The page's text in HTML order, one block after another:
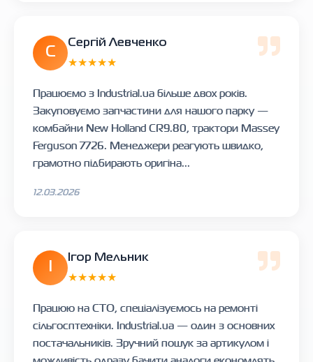
С
Сергій Левченко
★★★★★
Працюємо з Industrial.ua більше двох років.
Закуповуємо запчастини для нашого парку —
комбайни New Holland CR9.80, трактори Massey
Ferguson 7726. Менеджери реагують швидко,
грамотно підбирають оригіна...
12.03.2026
Ігор Мельник
★★★★★
Працюю на СТО, спеціалізуємось на ремонті
сільгосптехніки. Industrial.ua — один з основних
постачальників. Зручний пошук за артикулом і